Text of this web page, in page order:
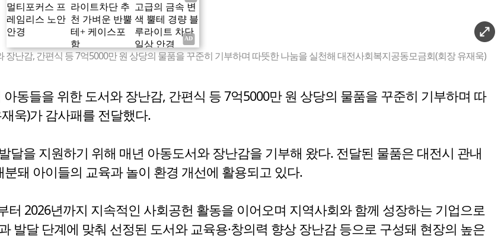
난감, 간편식 등 7억5000만 원 상당의 물품을 꾸준히 기부하며 따뜻한 나눔을 실천해 대전사회복지공동모금회(회장 유재욱)
동들을 위한 도서와 장난감, 간편식 등 7억5000만 원 상당의 물품을 꾸준히 기부하며 따
욱)가 감사패를 전달했다.
달을 지원하기 위해 매년 아동도서와 장난감을 기부해 왔다. 전달된 물품은 대전시 관내
돼 아이들의 교육과 놀이 환경 개선에 활용되고 있다.
터 2026년까지 지속적인 사회공헌 활동을 이어오며 지역사회와 함께 성장하는 기업으로
발달 단계에 맞춰 선정된 도서와 교육용·창의력 향상 장난감 등으로 구성돼 현장의 높은